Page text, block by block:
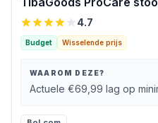
4.7
Budget Wisselende prijs
WAAROM DEZE?
Actuele €69,99 lag op